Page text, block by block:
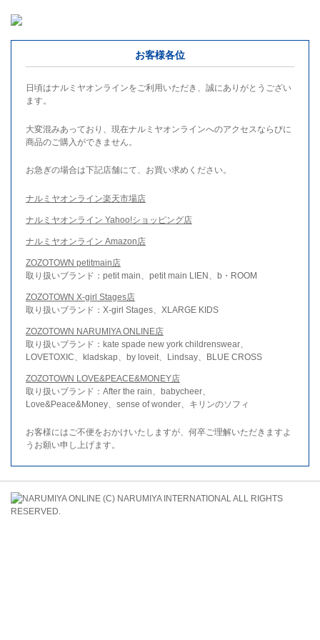
お客様各位
日頃はナルミヤオンラインをご利用いただき、誠にありがとうござい
ます。
大変混みあっており、現在ナルミヤオンラインへのアクセスならびに
商品のご購入ができません。
お急ぎの場合は下記店舗にて、お買い求めください。
ナルミヤオンライン楽天市場店
ナルミヤオンライン Yahoo!ショッピング店
ナルミヤオンライン Amazon店
ZOZOTOWN petitmain店
取り扱いブランド：petit main、petit main LIEN、b・ROOM
ZOZOTOWN X-girl Stages店
取り扱いブランド：X-girl Stages、XLARGE KIDS
ZOZOTOWN NARUMIYA ONLINE店
取り扱いブランド：kate spade new york childrenswear、
LOVETOXIC、kladskap、by loveit、Lindsay、BLUE CROSS
ZOZOTOWN LOVE&PEACE&MONEY店
取り扱いブランド：After the rain、babycheer、
Love&Peace&Money、sense of wonder、キリンのソフィ
お客様にはご不便をおかけいたしますが、何卒ご理解いただきますよ
うお願い申し上げます。